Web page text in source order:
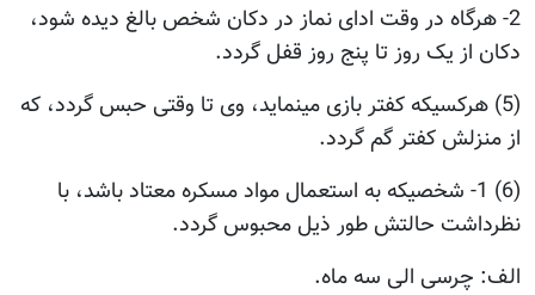
2- هرگاه در وقت ادای نماز در دکان شخص بالغ دیده شود،
دکان از یک روز تا پنج روز قفل گردد.
(5) هرکسیکه کفتر بازی مینماید، وی تا وقتی حبس گردد، که
از منزلش کفتر گم گردد.
(6) 1- شخصیکه به استعمال مواد مسکره معتاد باشد، با
نظرداشت حالتش طور ذیل محبوس گردد.
الف: چرسی الی سه ماه.